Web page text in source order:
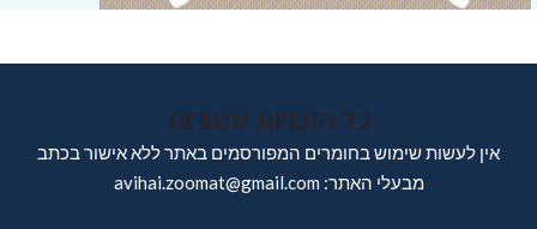
כל הזכויות שמורות
אין לעשות שימוש בחומרים המפורסמים באתר ללא אישור בכתב
מבעלי האתר: avihai.zoomat@gmail.com